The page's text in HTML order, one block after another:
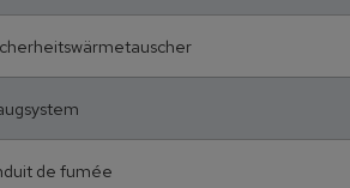
de fumée